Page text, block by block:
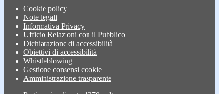
Cookie policy
Note legali
Informativa Privacy
Ufficio Relazioni con il Pubblico
Dichiarazione di accessibilità
Obiettivi di accessibilità
Whistleblowing
Gestione consensi cookie
Amministrazione trasparente